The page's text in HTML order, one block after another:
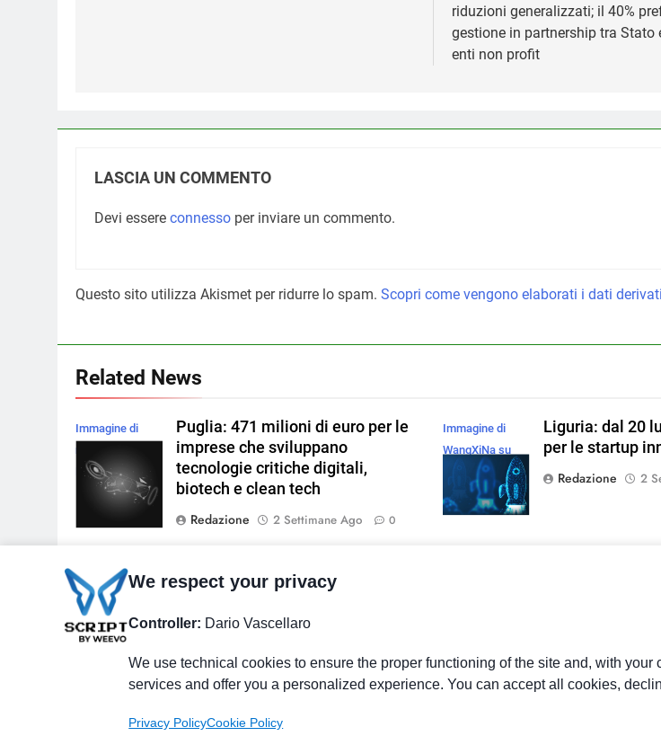
riduzioni generalizzati; il 40%
gestione in partnership tra Stato
enti non profit
LASCIA UN COMMENTO
Devi essere connesso per inviare un commento.
Questo sito utilizza Akismet per ridurre lo spam. Scopri come vengono elaborati i dati
Related News
Immagine di
rawpixel.com su
Magnific
Puglia: 471 milioni di euro per le
imprese che sviluppano
tecnologie critiche digitali,
biotech e clean tech
Redazione
2 Settimane Ago 0
Immagine di
WangXiNa su
Magnific
Liguria: dal 20
per le startup
Redazione
2
Immagine di
8photo su
Magnific
Incentivi per avviare una nuova
fondo perduto per chi si mette in
Redazione
3 Settimane Ago 0
qualificati
Redazione
3
We respect your privacy
Controller: Dario Vascellaro
We use technical cookies to ensure the proper functioning of the site and, with
services and offer you a personalized experience. You can accept all cookies,
Privacy PolicyCookie Policy